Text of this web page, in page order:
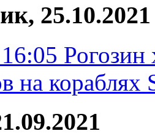
25.10.2021
Рогозин
на кораблях